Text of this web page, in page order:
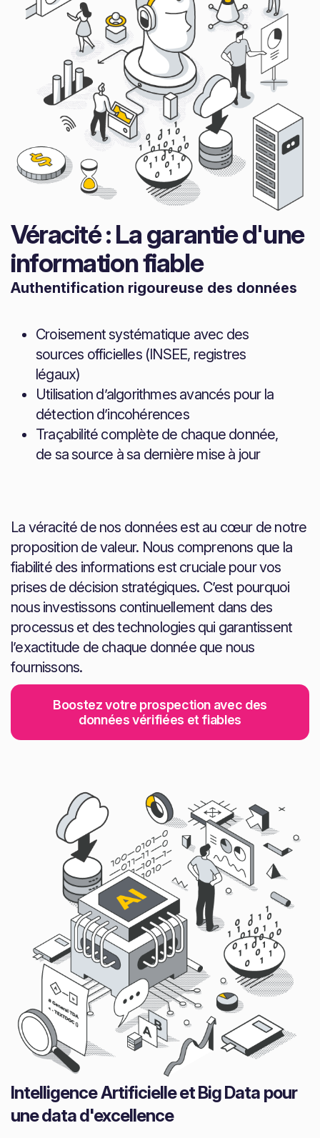
Véracité : La garantie d'une
information fiable
Authentification rigoureuse des données
Croisement systématique avec des
sources officielles (INSEE, registres
légaux)
Utilisation d’algorithmes avancés pour la
détection d’incohérences
Traçabilité complète de chaque donnée,
de sa source à sa dernière mise à jour
La véracité de nos données est au cœur de notre
proposition de valeur. Nous comprenons que la
fiabilité des informations est cruciale pour vos
prises de décision stratégiques. C’est pourquoi
nous investissons continuellement dans des
processus et des technologies qui garantissent
l’exactitude de chaque donnée que nous
fournissons.
Boostez votre prospection avec des
données vérifiées et fiables
Intelligence Artificielle et Big Data pour
une data d'excellence